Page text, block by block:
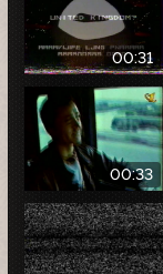
00:31
00:33